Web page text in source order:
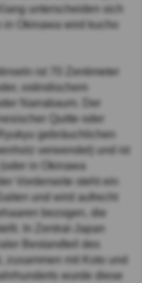
unterscheiden sich
Okinawa wird kucho
ist 70 Zentimeter
ostindischem
Narrabaum. Der
Quitte oder
gebräuchlichen
verwendet) und ist
in Okinawa
Vorderseite steht ein
und wird aufrecht
bezogen, die
In Zentral-Japan
Bestandteil des
zusammen mit Koto und
wurde diese